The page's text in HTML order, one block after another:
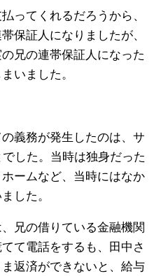
ってくれるだろうから、
保証人になりましたが、
兄の連帯保証人になった
いました。
義務が発生したのは、サ
した。当時は独身だった
ームなど、当時にはなか
した。
兄の借りている金融機関
て電話をするも、田中さ
返済ができないと、給与